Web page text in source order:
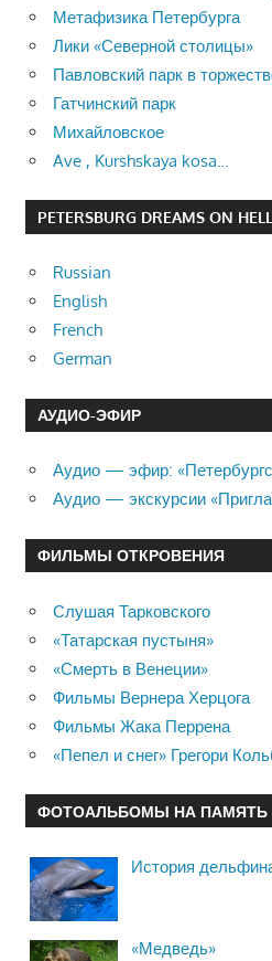
Метафизика Петербурга
Лики «Северной столицы»
Павловский парк в
Гатчинский парк
Михайловское
Ave , Kurshskaya kosa…
PETERSBURG DREAMS ON
Russian
English
French
German
АУДИО-ЭФИР
Аудио — эфир:
Аудио — экскурсии
ФИЛЬМЫ ОТКРОВЕНИЯ
Слушая Тарковского
«Татарская пустыня»
«Смерть в Венеции»
Фильмы Вернера Херцога
Фильмы Жака Перрена
«Пепел и снег» Грегори
ФОТОАЛЬБОМЫ НА ПАМЯТЬ
История
«Медведь»